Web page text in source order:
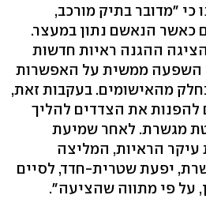
"מדובר בתיק מורכב,
כאשר הנאשם נתון במעצר.
ההגנה ראיות חדשות
השפעה ממשית על האפשרות
מהאישומים. בעקבות זאת,
את הצדדים להליך
מגשרת. לאחר שמיעת
עיקר הראיות, המליצה
יפעת שטרית-חדד, לסיים
על פי מתווה שהציעה".